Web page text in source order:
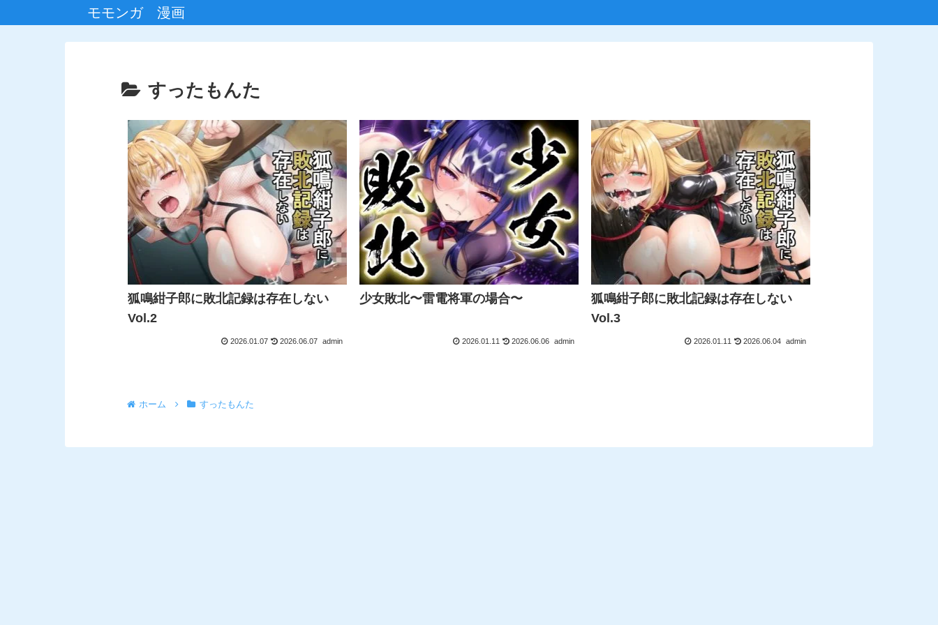
モモンガ 漫画
すったもんた
狐鳴紺子郎に敗北記録は存在しない
Vol.2
2026.01.07 2026.06.07 admin
少女敗北〜雷電将軍の場合〜
2026.01.11 2026.06.06 admin
狐鳴紺子郎に敗北記録は存在しない
Vol.3
2026.01.11 2026.06.04 admin
ホーム すったもんた